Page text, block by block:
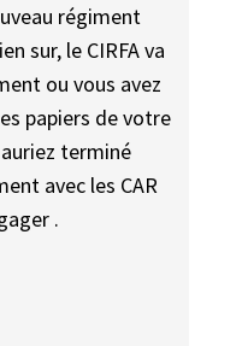
régiment
sur, le CIRFA va
ou vous avez
papiers de votre
auriez terminé
avec les CAR
.